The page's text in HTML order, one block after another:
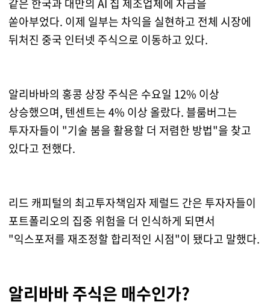
쏟아부었다. 이제 일부는 차익을 실현하고 전체 시장에
뒤처진 중국 인터넷 주식으로 이동하고 있다.
알리바바의 홍콩 상장 주식은 수요일 12% 이상
상승했으며, 텐센트는 4% 이상 올랐다. 블룸버그는
투자자들이 "기술 붐을 활용할 더 저렴한 방법"을 찾고
있다고 전했다.
리드 캐피털의 최고투자책임자 제럴드 간은 투자자들이
포트폴리오의 집중 위험을 더 인식하게 되면서
"익스포저를 재조정할 합리적인 시점"이 됐다고 말했다.
알리바바 주식은 매수인가?